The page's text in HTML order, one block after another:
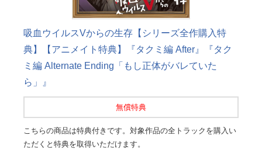
吸血ウイルスVからの生存【シリーズ全作購入特
典】【アニメイト特典】『タクミ編 After』『タク
ミ編 Alternate Ending「もし正体がバレていた
ら」』
無償特典
こちらの商品は特典付きです。対象作品の全トラックを購入い
ただくと特典を取得いただけます。